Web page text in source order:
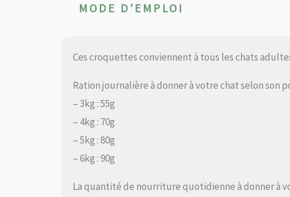
MODE D’EMPLOI
Ces croquettes conviennent à tous les chats
Ration journalière à donner à votre chat selon son
– 3kg : 55g
– 4kg : 70g
– 5kg : 80g
– 6kg : 90g
La quantité de nourriture quotidienne à donner à